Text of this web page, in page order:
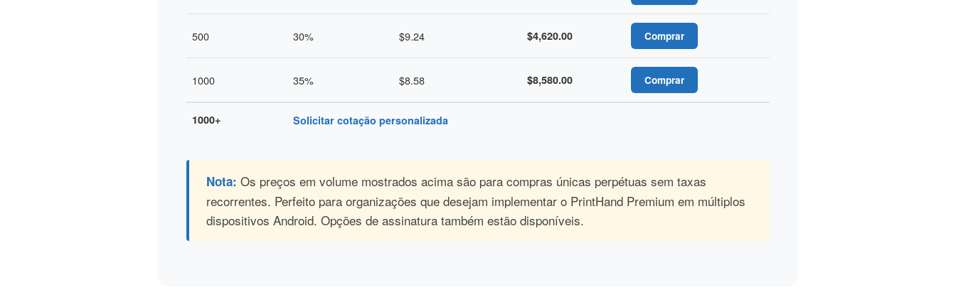
500 30% $9.24 $4,620.00 Comprar
1000 35% $8.58 $8,580.00 Comprar
1000+ Solicitar cotação personalizada
Nota: Os preços em volume mostrados acima são para compras únicas perpétuas sem taxas
recorrentes. Perfeito para organizações que desejam implementar o PrintHand Premium em múltiplos
dispositivos Android. Opções de assinatura também estão disponíveis.